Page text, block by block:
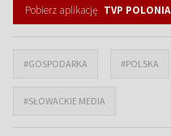
Pobierz aplikację TVP POLONIA
#GOSPODARKA #POLSKA
#SŁOWACKIE MEDIA